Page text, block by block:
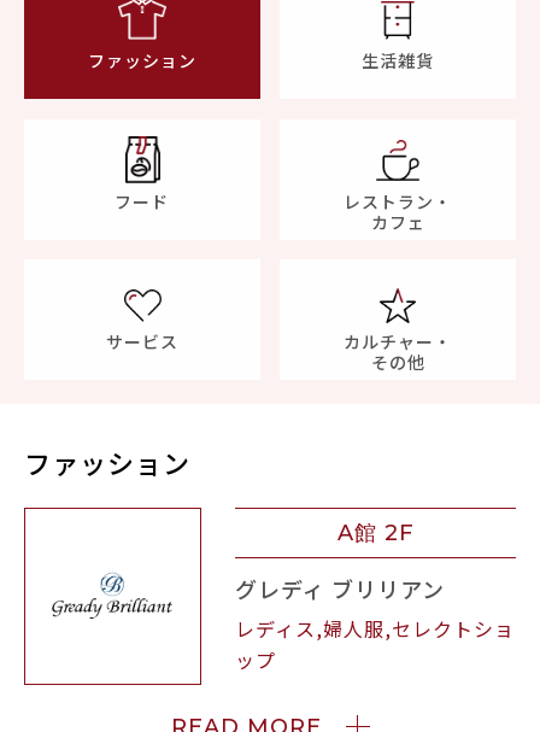
ファッション 生活雑貨
フード
レストラン・
カフェ
サービス
カルチャー・
その他
ファッション
A館 2F
グレディ ブリリアン
レディス,婦人服,セレクトショ
ップ